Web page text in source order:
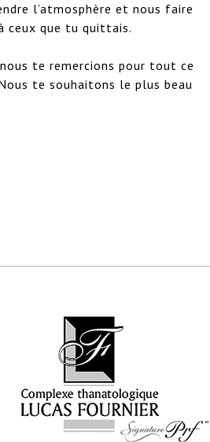
l’atmosphère et nous faire
ceux que tu quittais.
te remercions pour tout ce
te souhaitons le plus beau